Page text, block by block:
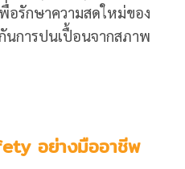
อรักษาความสดใหม่ของ
นการปนเปื้อนจากสภาพ
อย่างมืออาชีพ